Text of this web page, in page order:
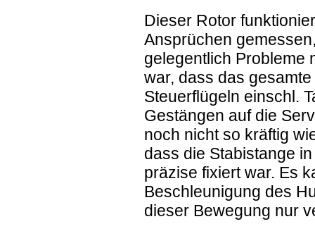
Dieser Rotor
Ansprüchen
gelegentlich Probleme
war, dass das
Steuerflügeln einschl.
Gestängen auf die
noch nicht so kräftig
dass die Stabistange
präzise fixiert war. Es
Beschleunigung des
dieser Bewegung nur